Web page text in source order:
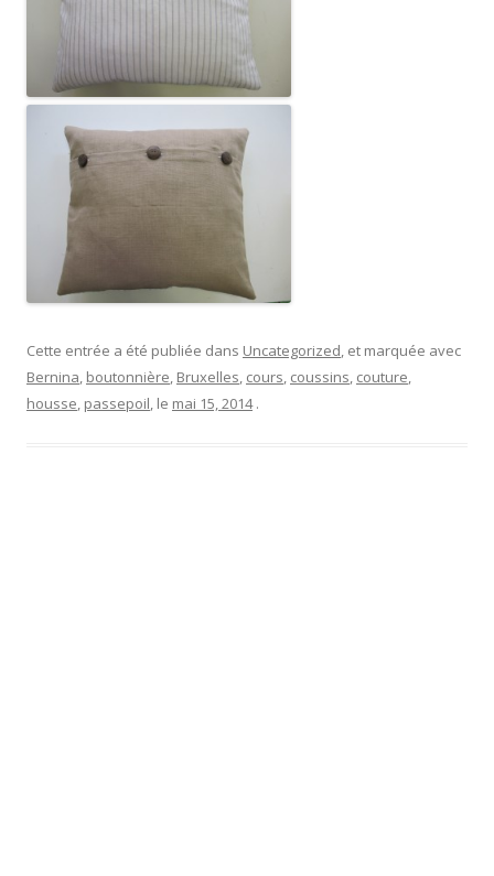
Cette entrée a été publiée dans Uncategorized, et marquée avec
Bernina, boutonnière, Bruxelles, cours, coussins, couture,
housse, passepoil, le mai 15, 2014 .